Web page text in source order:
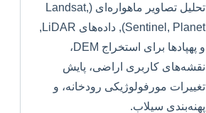
تحلیل تصاویر ماهواره‌ای (Landsat,
Sentinel, Planet), داده‌های LiDAR,
و پهپادها برای استخراج DEM،
نقشه‌های کاربری اراضی، پایش
تغییرات مورفولوژیکی رودخانه، و
پهنه‌بندی سیلاب.